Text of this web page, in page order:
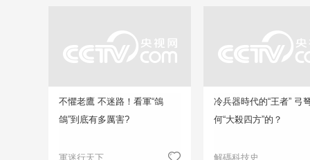
不懼老鷹 不迷路！看軍“鴿
鴿”到底有多厲害?
軍迷行天下
冷兵器時代的“王者” 弓
何“大殺四方”的？
解碼科技史